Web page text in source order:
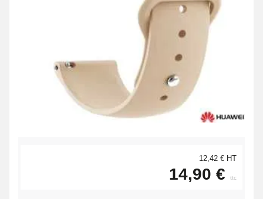
12,42 € HT
14,90 € ttc